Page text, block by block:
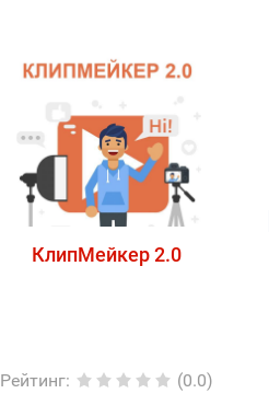
КлипМейкер 2.0
Рейтинг: (0.0)